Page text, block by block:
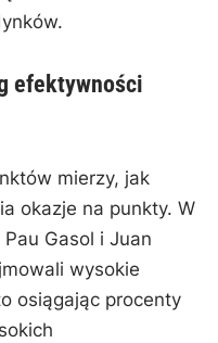
efektywności
mierzy, jak
okazje na punkty. W
Gasol i Juan
wysokie
osiągając procenty